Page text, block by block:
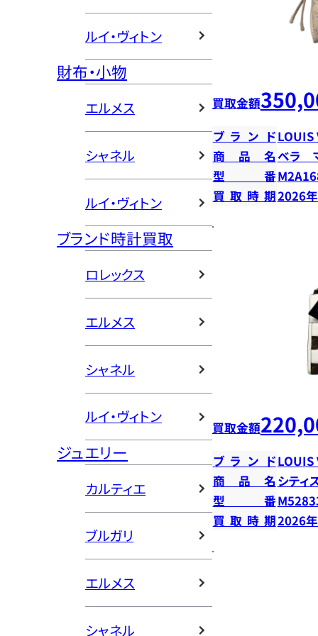
ルイ・ヴィトン
財布・小物
エルメス
シャネル
ルイ・ヴィトン
ブランド時計買取
ロレックス
エルメス
シャネル
ルイ・ヴィトン
ジュエリー
カルティエ
ブルガリ
エルメス
シャネル
買取金額
ブランドLOUIS
商品名ベラ
型番
買取時期2026
買取金額
ブランドLOUIS
商品名 シティ
型番
買取時期2026